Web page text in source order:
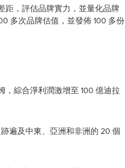
距，評估品牌實力，並量化品牌
多次品牌估值，並發佈 100 多份
綜合淨利潤激增至 100 億迪拉
遍及中東、亞洲和非洲的 20 個